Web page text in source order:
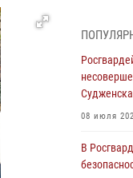
бронзу
04 августа
04 августа
Судженска
08 июля
В